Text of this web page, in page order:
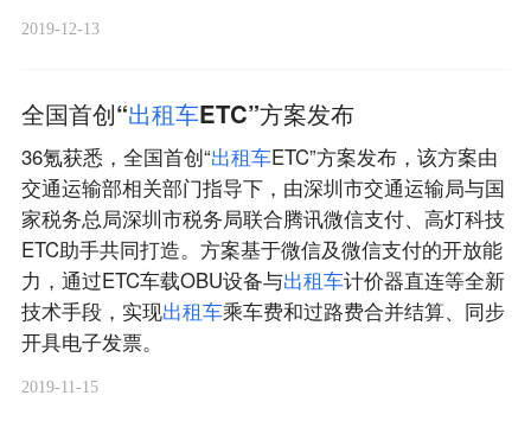
2019-12-13
全国首创“出租车ETC”方案发布
36氪获悉，全国首创“出租车ETC”方案发布，该方案由
交通运输部相关部门指导下，由深圳市交通运输局与国
家税务总局深圳市税务局联合腾讯微信支付、高灯科技
ETC助手共同打造。方案基于微信及微信支付的开放能
力，通过ETC车载OBU设备与出租车计价器直连等全新
技术手段，实现出租车乘车费和过路费合并结算、同步
开具电子发票。
2019-11-15